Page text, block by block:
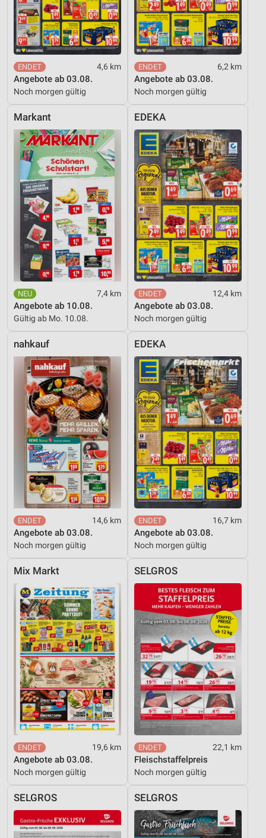
4,6 km
Angebote ab 03.08.
Noch morgen gültig
6,2 km
Angebote ab 03.08.
Noch morgen gültig
Markant
7,4 km
Angebote ab 10.08.
Gültig ab Mo. 10.08.
EDEKA
12,4 km
Angebote ab 03.08.
Noch morgen gültig
nahkauf
14,6 km
Angebote ab 03.08.
Noch morgen gültig
EDEKA
16,7 km
Angebote ab 03.08.
Noch morgen gültig
Mix Markt
19,6 km
Angebote ab 03.08.
Noch morgen gültig
SELGROS
22,1 km
Fleischstaffelpreis
Noch morgen gültig
SELGROS SELGROS
personalisierter Werbung
Erstellung von Profilen zur Personalisierung
von Inhalten
Verwendung von Profilen zur Auswahl
personalisierter Inhalte
Messung der Werbeleistung
Messung der Performance von Inhalten
Analyse von Zielgruppen durch Statistiken oder
Kombinationen von Daten aus verschiedenen
Quellen
Entwicklung und Verbesserung der Angebote
Verwendung reduzierter Daten zur Auswahl von
Inhalten
IAB-Besonderheiten:
Verwendung genauer Standortdaten
Geräte anhand von aktiv angeforderten
Informationen identifizieren
Nicht-IAB-Verarbeitungszwecke:
Notwendig
Performance
Funktional
Werbung